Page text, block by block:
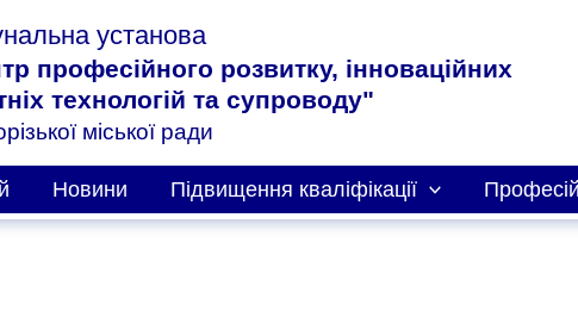
установа
професійного розвитку, інноваційних
технологій та супроводу"
міської ради
Новини Підвищення кваліфікації